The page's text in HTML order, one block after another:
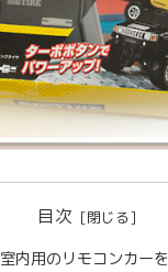
目次
室内用のリモコンカーを